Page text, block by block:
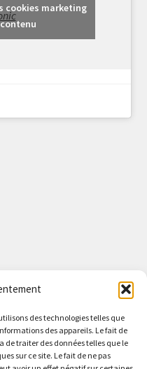
des technologies telles que
des appareils. Le fait de
de traiter des données telles que le
sur ce site. Le fait de ne pas
cookies marketing